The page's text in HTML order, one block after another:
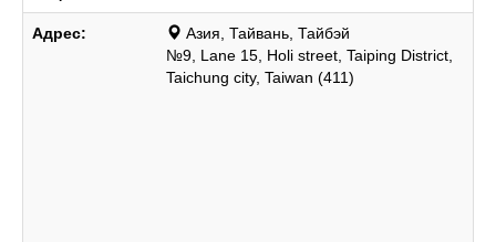
Адрес:
Азия, Тайвань, Тайбэй
№9, Lane 15, Holi street, Taiping District,
Taichung city, Taiwan (411)